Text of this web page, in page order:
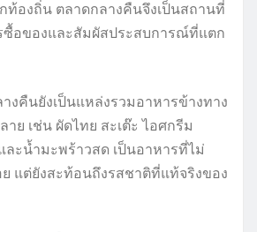
ท้องถิ่น ตลาดกลางคืนจึงเป็นสถานที่
ซื้อของและสัมผัสประสบการณ์ที่แตก
งคืนยังเป็นแหล่งรวมอาหารข้างทาง
ย เช่น ผัดไทย สะเต๊ะ ไอศกรีม
ละน้ำมะพร้าวสด เป็นอาหารที่ไม่
แต่ยังสะท้อนถึงรสชาติที่แท้จริงของ